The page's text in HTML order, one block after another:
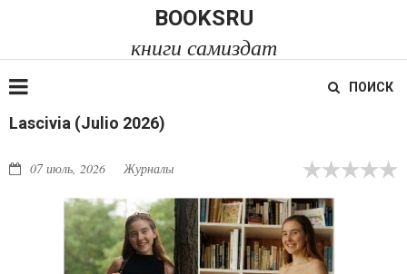
BOOKSRU
книги самиздат
ПОИСК
Lascivia (Julio 2026)
07 июль, 2026 Журналы